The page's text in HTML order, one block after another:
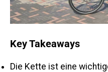
Key Takeaways
Die Kette ist eine